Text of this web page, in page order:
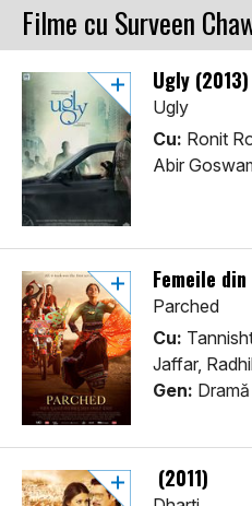
Filme cu Surveen
Ugly (2013)
Ugly
Cu: Ronit
Abir
Femeile
Parched
Cu:
Jaffar,
Gen: Dramă
(2011)